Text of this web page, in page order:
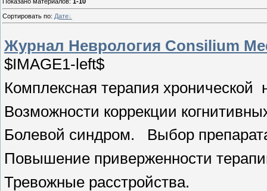
Сортировать по: Дате
Журнал Неврология Consilium
$IMAGE1-left$
Комплексная терапия хронической
Возможности коррекции
Болевой синдром.
Выбор
Повышение приверженности
Тревожные расстройства.